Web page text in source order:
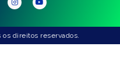
os direitos reservados.